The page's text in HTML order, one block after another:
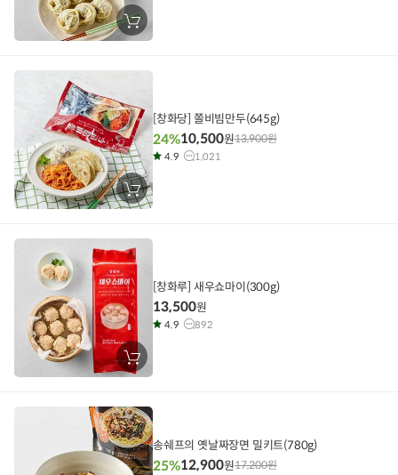
장
바
에
장
바
에
담
기
[창화당] 쫄비빔만두(645g)
24%10,500원13,900원
4.9 1,021
장
바
에
담
기
[창화루] 새우쇼마이(300g)
13,500원
4.9 892
송쉐프의 옛날짜장면 밀키트(780g)
25%12,900원17,200원